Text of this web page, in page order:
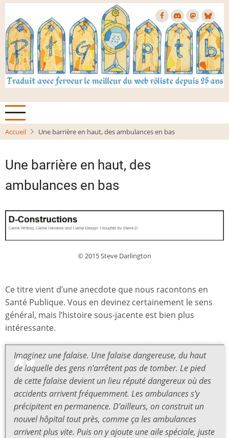
Aller
contenu
principal
Accueil Une barrière en haut, des ambulances en bas
Une barrière en haut, des
ambulances en bas
© 2015 Steve Darlington
Ce titre vient d’une anecdote que nous racontons en
Santé Publique. Vous en devinez certainement le sens
général, mais l’histoire sous-jacente est bien plus
intéressante.
Imaginez une falaise. Une falaise dangereuse, du haut
de laquelle des gens n’arrêtent pas de tomber. Le pied
de cette falaise devient un lieu réputé dangereux où des
accidents arrivent fréquemment. Les ambulances s’y
précipitent en permanence. D’ailleurs, on construit un
nouvel hôpital tout près, comme ça les ambulances
arrivent plus vite. Puis on y ajoute une aile spéciale, juste